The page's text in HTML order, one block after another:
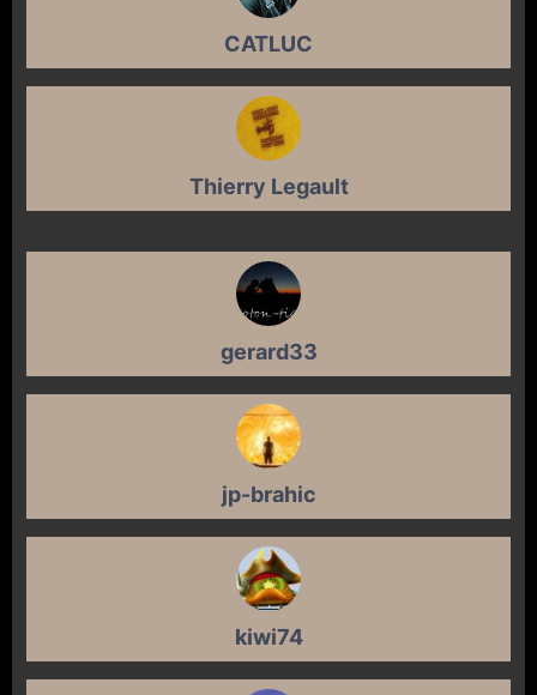
CATLUC
Thierry Legault
gerard33
jp-brahic
kiwi74